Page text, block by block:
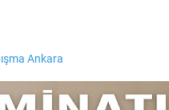
Ankara